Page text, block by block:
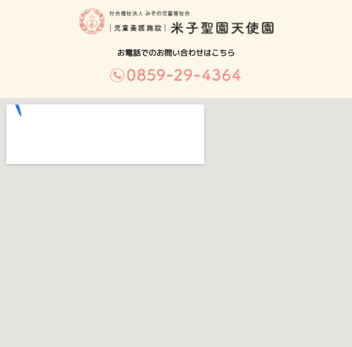
お電話でのお問い合わせはこちら